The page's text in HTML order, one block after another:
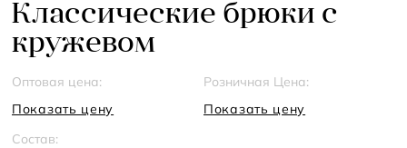
Классические брюки с
кружевом
Оптовая цена:
Показать цену
Розничная Цена:
Показать цену
Состав: